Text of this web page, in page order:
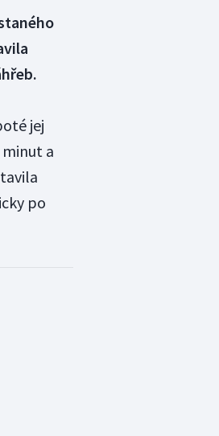
jej
a
po